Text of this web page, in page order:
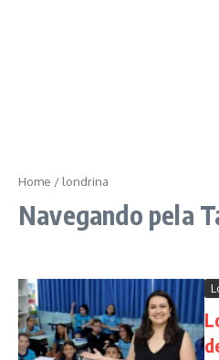
Home / londrina
Navegando pela